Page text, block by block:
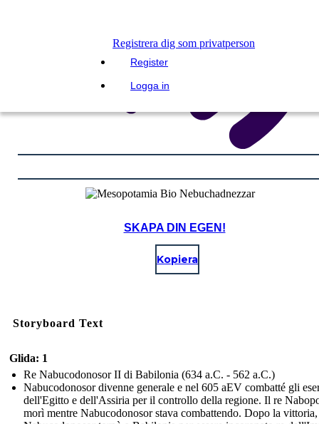
Registrera dig som privatperson
Register
Logga in
SKAPA DIN EGEN!
Kopiera
Storyboard Text
Glida: 1
Re Nabucodonosor II di Babilonia (634 a.C. - 562 a.C.)
Nabucodonosor divenne generale e nel 605 aEV combatté gli
dell'Egitto e dell'Assiria per il controllo della regione. Il re
morì mentre Nabucodonosor stava combattendo. Dopo la vittoria,